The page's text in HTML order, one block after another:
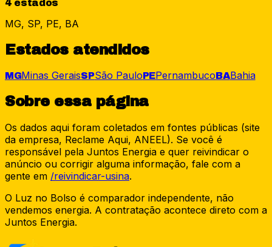
4 estados
MG, SP, PE, BA
Estados atendidos
MGMinas GeraisSPSão PauloPEPernambucoBABahia
Sobre essa página
Os dados aqui foram coletados em fontes públicas (site
da empresa, Reclame Aqui, ANEEL). Se você é
responsável pela Juntos Energia e quer reivindicar o
anúncio ou corrigir alguma informação, fale com a
gente em /reivindicar-usina.
O Luz no Bolso é comparador independente, não
vendemos energia. A contratação acontece direto com a
Juntos Energia.